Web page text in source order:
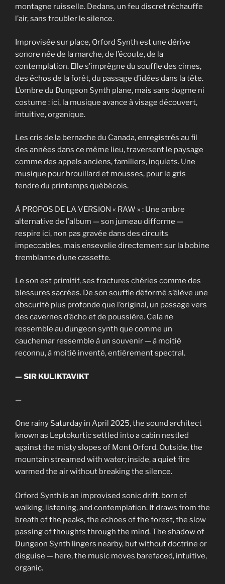
montagne ruisselle. Dedans, un feu discret réchauffe
l’air, sans troubler le silence.
Improvisée sur place, Orford Synth est une dérive
sonore née de la marche, de l’écoute, de la
contemplation. Elle s’imprègne du souffle des cimes,
des échos de la forêt, du passage d’idées dans la tête.
L’ombre du Dungeon Synth plane, mais sans dogme ni
costume : ici, la musique avance à visage découvert,
intuitive, organique.
Les cris de la bernache du Canada, enregistrés au fil
des années dans ce même lieu, traversent le paysage
comme des appels anciens, familiers, inquiets. Une
musique pour brouillard et mousses, pour le gris
tendre du printemps québécois.
À PROPOS DE LA VERSION « RAW » : Une ombre
alternative de l’album — son jumeau difforme —
respire ici, non pas gravée dans des circuits
impeccables, mais ensevelie directement sur la bobine
tremblante d’une cassette.
Le son est primitif, ses fractures chéries comme des
blessures sacrées. De son souffle déformé s’élève une
obscurité plus profonde que l’original, un passage vers
des cavernes d’écho et de poussière. Cela ne
ressemble au dungeon synth que comme un
cauchemar ressemble à un souvenir — à moitié
reconnu, à moitié inventé, entièrement spectral.
— SIR KULIKTAVIKT
—
One rainy Saturday in April 2025, the sound architect
known as Leptokurtic settled into a cabin nestled
against the misty slopes of Mont Orford. Outside, the
mountain streamed with water; inside, a quiet fire
warmed the air without breaking the silence.
Orford Synth is an improvised sonic drift, born of
walking, listening, and contemplation. It draws from the
breath of the peaks, the echoes of the forest, the slow
passing of thoughts through the mind. The shadow of
Dungeon Synth lingers nearby, but without doctrine or
disguise — here, the music moves barefaced, intuitive,
organic.